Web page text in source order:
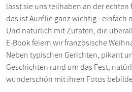
lässt sie uns teilhaben an der
das ist Aurélie ganz wichtig - einfach
Und natürlich mit Zutaten, die
E-Book feiern wir französische
Neben typischen Gerichten, pikant
Geschichten rund um das Fest,
wunderschön mit ihren Fotos